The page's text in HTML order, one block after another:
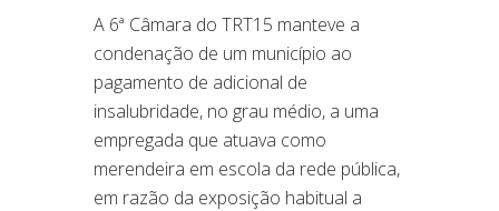
A 6ª Câmara do TRT15 manteve a
condenação de um município ao
pagamento de adicional de
insalubridade, no grau médio, a uma
empregada que atuava como
merendeira em escola da rede pública,
em razão da exposição habitual a